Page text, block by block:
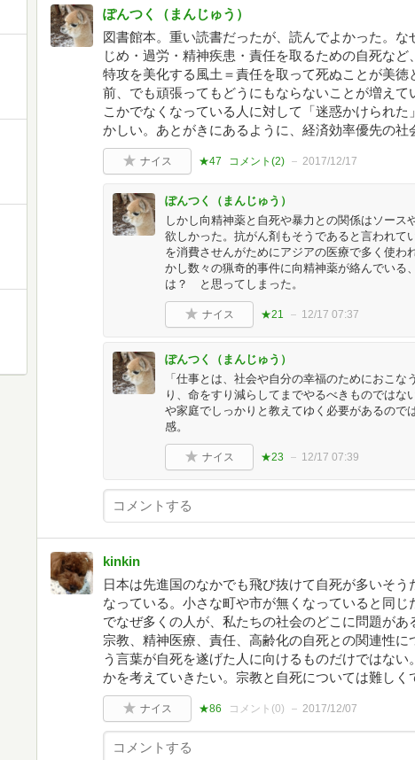
ぽんつく（まんじゅう）
図書館本。重い読書だったが、読んでよかった。
じめ・過労・精神疾患・責任を取るための自死な
特攻を美化する風土＝責任を取って死ぬことが美徳
前、でも頑張ってもどうにもならないことが増え
こかでなくなっている人に対して「迷惑かけられ
かしい。あとがきにあるように、経済効率優先の社
ナイス ★47 コメント(2) 2017/12/17
ぽんつく（まんじゅう）
しかし向精神薬と自死や暴力との関係はソース
欲しかった。抗がん剤もそうであると言われて
を消費させんがためにアジアの医療で多く使わ
かし数々の猟奇的事件に向精神薬が絡んでいる
は？ と思ってしまった。
ナイス ★21 12/17 07:37
ぽんつく（まんじゅう）
「仕事とは、社会や自分の幸福のためにおこ
り、命をすり減らしてまでやるべきものではな
や家庭でしっかりと教えてゆく必要があるので
感。
ナイス ★23 12/17 07:39
kinkin
日本は先進国のなかでも飛び抜けて自死が多いそう
なっている。小さな町や市が無くなっていると同
でなぜ多くの人が、私たちの社会のどこに問題があ
宗教、精神医療、責任、高齢化の自死との関連性
う言葉が自死を遂げた人に向けるものだけではな
かを考えていきたい。宗教と自死については難しく
ナイス ★86 コメント(0) 2017/12/07